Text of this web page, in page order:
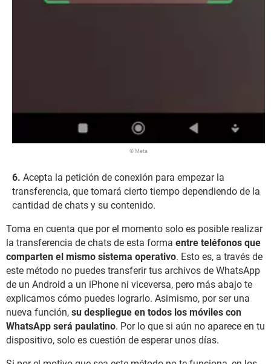
© Meta
Acepta la petición de conexión para empezar la
transferencia, que tomará cierto tiempo dependiendo de la
cantidad de chats y su contenido.
Toma en cuenta que por el momento solo es posible realizar
la transferencia de chats de esta forma entre teléfonos que
comparten el mismo sistema operativo. Esto es, a través de
este método no puedes transferir tus archivos de WhatsApp
de un Android a un iPhone ni viceversa, pero más abajo te
explicamos cómo puedes lograrlo. Asimismo, por ser una
nueva función, su despliegue en todos los móviles con
WhatsApp será paulatino. Por lo que si aún no aparece en tu
dispositivo, solo es cuestión de esperar unos días.